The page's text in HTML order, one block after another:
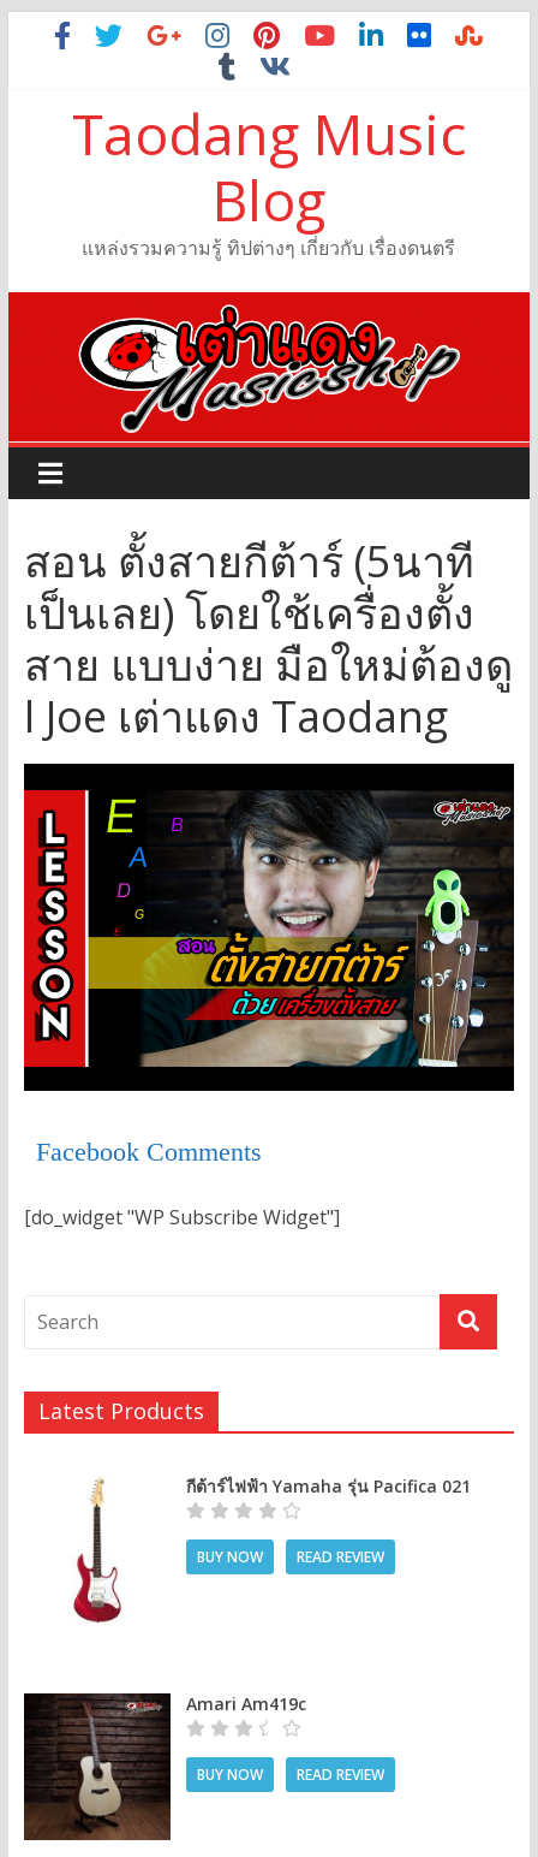
Taodang Music
Blog
แหล่งรวมความรู้ ทิปต่างๆ เกี่ยวกับ เรื่องดนตรี
สอน ตั้งสายกีต้าร์ (5นาที
เป็นเลย) โดยใช้เครื่องตั้ง
สาย แบบง่าย มือใหม่ต้องดู
l Joe เต่าแดง Taodang
Facebook Comments
[do_widget "WP Subscribe Widget"]
Latest Products
กีต้าร์ไฟฟ้า Yamaha รุ่น Pacifica 021
BUY NOW READ REVIEW
Amari Am419c
BUY NOW READ REVIEW